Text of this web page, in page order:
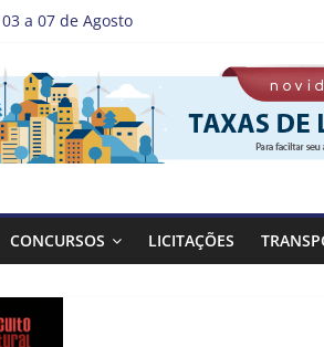
a 07 de Agosto
ainda mais lindos!
DOS RESERVATÓRIOS
esportivas da região
CONCURSOS LICITAÇÕES